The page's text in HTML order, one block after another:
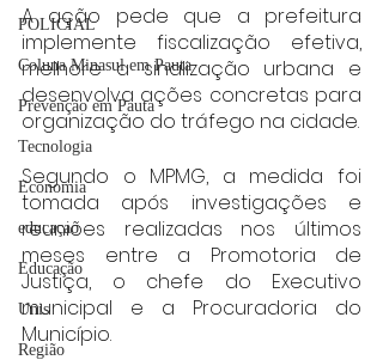
POLICIAL
Coluna Minasul em Pauta
Prevenção em Pauta
Tecnologia
Economia
educaçao
Educação
Unis
Região
A ação pede que a prefeitura
implemente fiscalização efetiva,
melhore a sinalização urbana e
desenvolva ações concretas para
organização do tráfego na cidade.
Segundo o MPMG, a medida foi
tomada após investigações e
reuniões realizadas nos últimos
meses entre a Promotoria de
Justiça, o chefe do Executivo
municipal e a Procuradoria do
Município.